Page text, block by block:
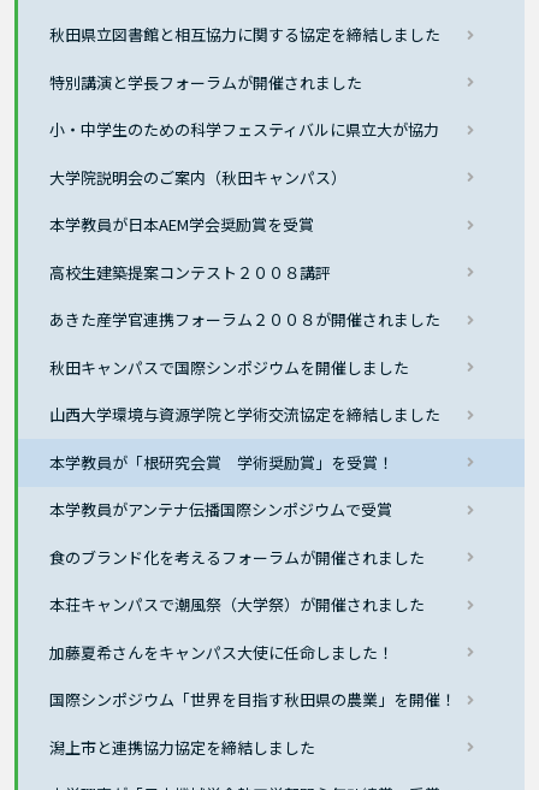
秋田県立図書館と相互協力に関する協定を締結しました
特別講演と学長フォーラムが開催されました
小・中学生のための科学フェスティバルに県立大が協力
大学院説明会のご案内（秋田キャンパス）
本学教員が日本AEM学会奨励賞を受賞
高校生建築提案コンテスト２００８講評
あきた産学官連携フォーラム２００８が開催されました
秋田キャンパスで国際シンポジウムを開催しました
山西大学環境与資源学院と学術交流協定を締結しました
本学教員が「根研究会賞 学術奨励賞」を受賞！
本学教員がアンテナ伝播国際シンポジウムで受賞
食のブランド化を考えるフォーラムが開催されました
本荘キャンパスで潮風祭（大学祭）が開催されました
加藤夏希さんをキャンパス大使に任命しました！
国際シンポジウム「世界を目指す秋田県の農業」を開催！
潟上市と連携協力協定を締結しました